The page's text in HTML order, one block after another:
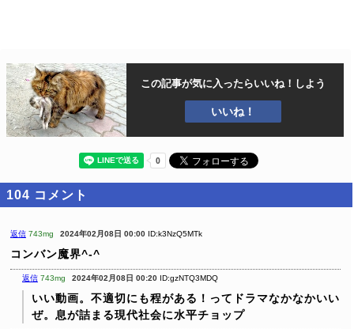
この記事が気に入ったらいいね！しよう
いいね！
104 コメント
返信 743mg 2024年02月08日 00:00 ID:k3NzQ5MTk
コンバン魔界^-^
返信 743mg 2024年02月08日 00:20 ID:gzNTQ3MDQ
いい動画。不適切にも程がある！ってドラマなかなかいい
ぜ。息が詰まる現代社会に水平チョップ